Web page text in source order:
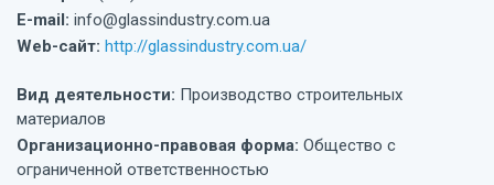
E-mail: info@glassindustry.com.ua
Web-сайт: http://glassindustry.com.ua/
Вид деятельности: Производство строительных
материалов
Организационно-правовая форма: Общество с
ограниченной ответственностью